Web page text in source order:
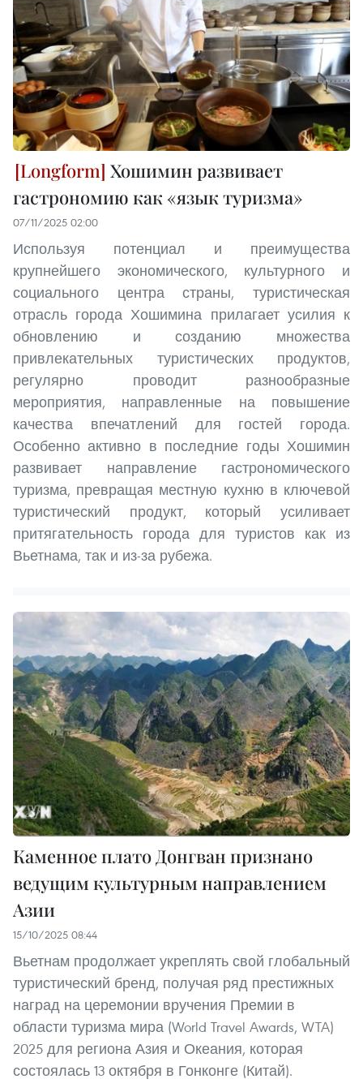
Хошимин развивает
гастрономию как «язык туризма»
07/11/2025 02:00
Используя потенциал и преимущества
крупнейшего экономического, культурного и
социального центра страны, туристическая
отрасль города Хошимина прилагает усилия к
обновлению и созданию множества
привлекательных туристических продуктов,
регулярно проводит разнообразные
мероприятия, направленные на повышение
качества впечатлений для гостей города.
Особенно активно в последние годы Хошимин
развивает направление гастрономического
туризма, превращая местную кухню в ключевой
туристический продукт, который усиливает
притягательность города для туристов как из
Вьетнама, так и из-за рубежа.
Каменное плато Донгван признано
ведущим культурным направлением
Азии
15/10/2025 08:44
Вьетнам продолжает укреплять свой глобальный
туристический бренд, получая ряд престижных
наград на церемонии вручения Премии в
области туризма мира (World Travel Awards, WTA)
2025 для региона Азия и Океания, которая
состоялась 13 октября в Гонконге (Китай).